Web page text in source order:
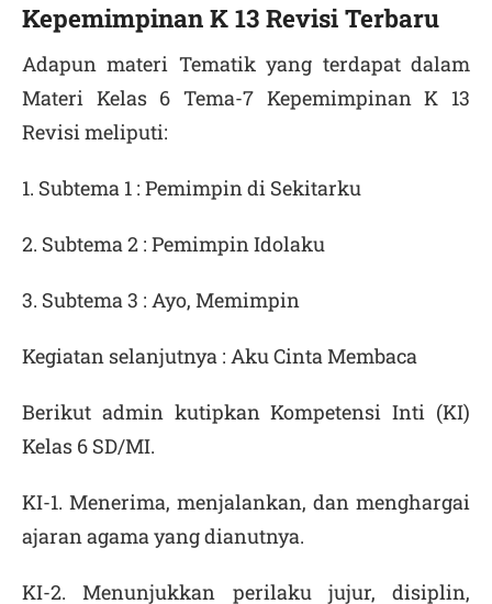
Kepemimpinan K 13 Revisi Terbaru
Adapun materi Tematik yang terdapat dalam
Materi Kelas 6 Tema-7 Kepemimpinan K 13
Revisi meliputi:
1. Subtema 1 : Pemimpin di Sekitarku
2. Subtema 2 : Pemimpin Idolaku
3. Subtema 3 : Ayo, Memimpin
Kegiatan selanjutnya : Aku Cinta Membaca
Berikut admin kutipkan Kompetensi Inti (KI)
Kelas 6 SD/MI.
KI-1. Menerima, menjalankan, dan menghargai
ajaran agama yang dianutnya.
KI-2. Menunjukkan perilaku jujur, disiplin,